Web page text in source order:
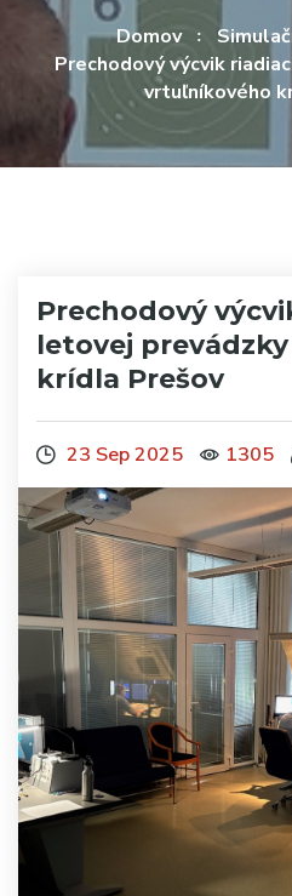
Domov
Prechodový výcvik
vrtuľníkového
Prechodový
letovej
krídla Prešov
23 Sep 2025 1305